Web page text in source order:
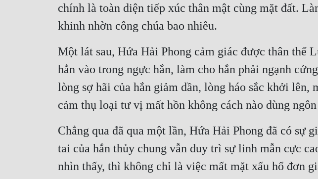
chính là toàn diện tiếp xúc thân mật cùng mặt đất.
khinh nhờn công chúa bao nhiêu.
Một lát sau, Hứa Hải Phong cảm giác được thân thể
hẳn vào trong ngực hắn, làm cho hắn phải ngạnh
lòng sợ hãi của hắn giảm dần, lòng háo sắc khởi
cảm thụ loại tư vị mất hồn không cách nào dùng
Chẳng qua đã qua một lần, Hứa Hải Phong đã có sự
tai của hắn thủy chung vẫn duy trì sự linh mẫn cực
nhìn thấy, thì không chỉ là việc mất mặt xấu hổ đơn